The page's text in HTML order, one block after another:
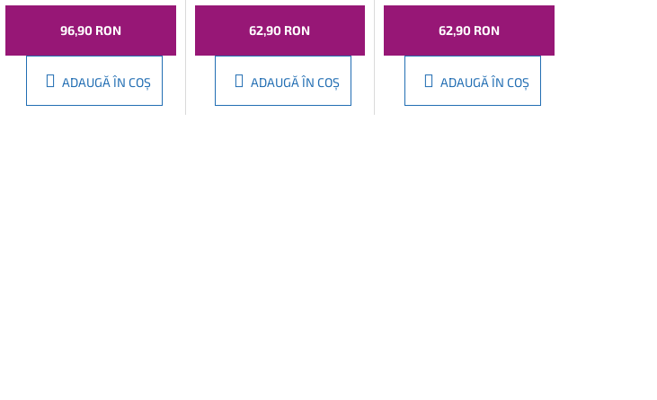
96,90 RON
ADAUGĂ ÎN COŞ
62,90 RON
ADAUGĂ ÎN COŞ
62,90 RON
ADAUGĂ ÎN COŞ